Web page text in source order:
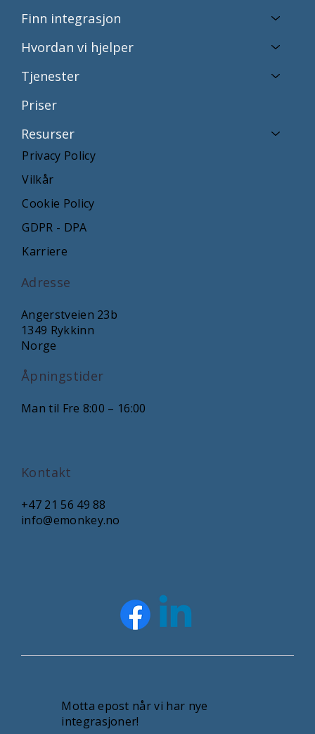
Privacy Policy
Finn integrasjon
Hvordan vi hjelper
Tjenester
Priser
Resurser
Vilkår
Cookie Policy
GDPR - DPA
Karriere
Adresse
Angerstveien 23b
1349 Rykkinn
Norge
Åpningstider
Man til Fre 8:00 – 16:00
Kontakt
+47 21 56 49 88
info@emonkey.no
Motta epost når vi har nye
integrasjoner!